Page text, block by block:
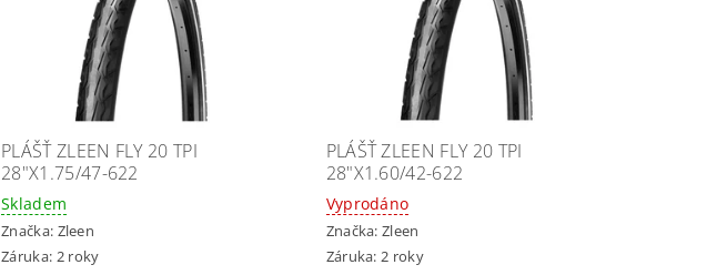
PLÁŠŤ ZLEEN FLY 20 TPI
28"X1.75/47-622
Skladem
Značka: Zleen
Záruka: 2 roky
PLÁŠŤ ZLEEN FLY 20 TPI
28"X1.60/42-622
Vyprodáno
Značka:Zleen
Záruka: 2 roky